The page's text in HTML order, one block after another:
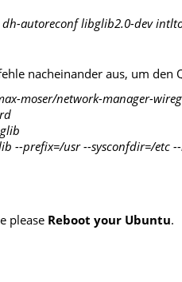
autoreconf libglib2.0-dev
nacheinander aus, um
moser/network-manager-
--prefix=/usr --sysconfdir=/etc
please Reboot your Ubuntu.